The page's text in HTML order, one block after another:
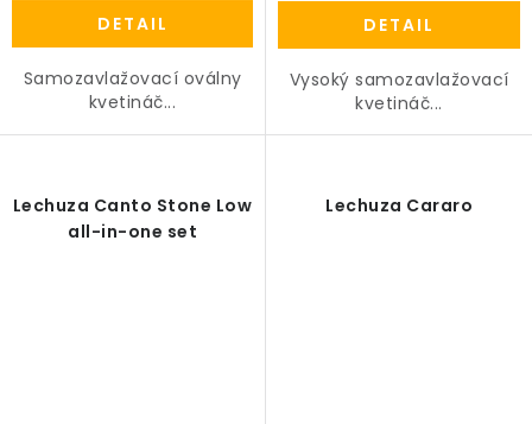
DETAIL
Samozavlažovací oválny
kvetináč...
DETAIL
Vysoký samozavlažovací
kvetináč...
Lechuza Canto Stone Low
all-in-one set
Lechuza Cararo